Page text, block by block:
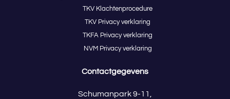
TKV Klachtenprocedure
TKV Privacy verklaring
TKFA Privacy verklaring
NVM Privacy verklaring
Contactgegevens
Schumanpark 9-11,